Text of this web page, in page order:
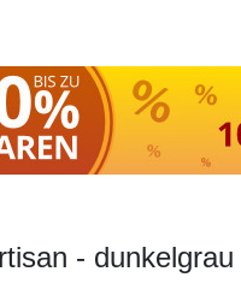
- dunkelgrau